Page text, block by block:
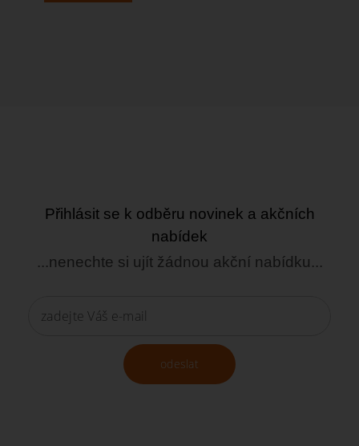
Přihlásit se k odběru novinek a akčních
nabídek
...nenechte si ujít žádnou akční nabídku...
odeslat